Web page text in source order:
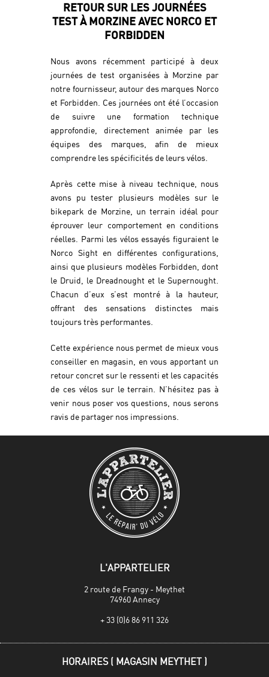
RETOUR SUR LES JOURNÉES
TEST À MORZINE AVEC NORCO ET
FORBIDDEN
Nous avons récemment participé à deux
journées de test organisées à Morzine par
notre fournisseur, autour des marques Norco
et Forbidden. Ces journées ont été l’occasion
de suivre une formation technique
approfondie, directement animée par les
équipes des marques, afin de mieux
comprendre les spécificités de leurs vélos.
Après cette mise à niveau technique, nous
avons pu tester plusieurs modèles sur le
bikepark de Morzine, un terrain idéal pour
éprouver leur comportement en conditions
réelles. Parmi les vélos essayés figuraient le
Norco Sight en différentes configurations,
ainsi que plusieurs modèles Forbidden, dont
le Druid, le Dreadnought et le Supernought.
Chacun d’eux s’est montré à la hauteur,
offrant des sensations distinctes mais
toujours très performantes.
Cette expérience nous permet de mieux vous
conseiller en magasin, en vous apportant un
retour concret sur le ressenti et les capacités
de ces vélos sur le terrain. N’hésitez pas à
venir nous poser vos questions, nous serons
ravis de partager nos impressions.
L'APPARTELIER
2 route de Frangy - Meythet
74960 Annecy
+ 33 (0)6 86 911 326
HORAIRES ( MAGASIN MEYTHET )